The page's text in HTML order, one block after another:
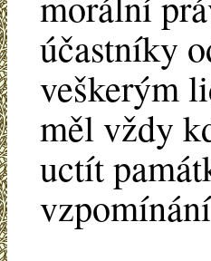
účastníky
veškerým
měl vždy
uctít